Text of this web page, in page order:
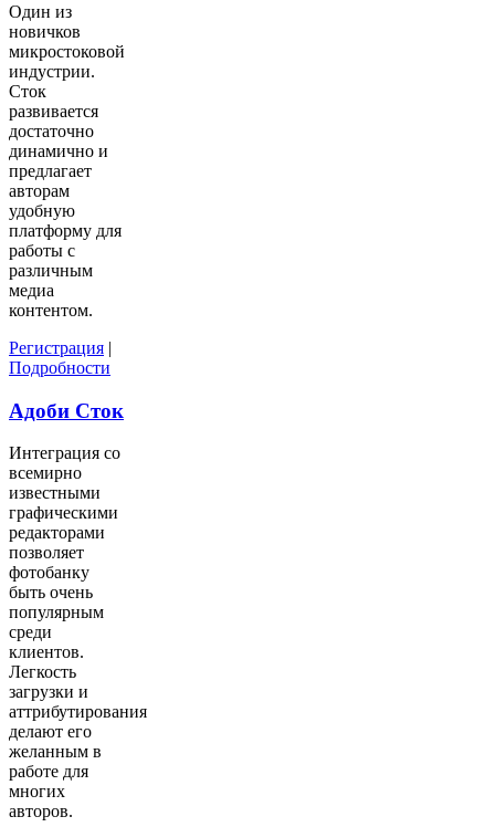
Один из
новичков
микростоковой
индустрии.
Сток
развивается
достаточно
динамично и
предлагает
авторам
удобную
платформу для
работы с
различным
медиа
контентом.
Регистрация |
Подробности
Адоби Сток
Интеграция со
всемирно
известными
графическими
редакторами
позволяет
фотобанку
быть очень
популярным
среди
клиентов.
Легкость
загрузки и
аттрибутирования
делают его
желанным в
работе для
многих
авторов.